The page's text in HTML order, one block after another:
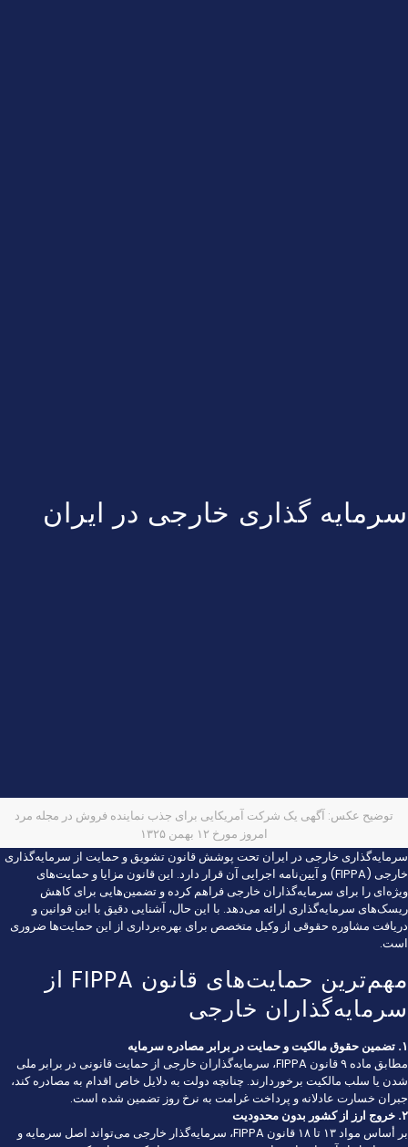
سرمایه‌ گذاری خارجی در ایران
توضیح عکس: آگهی یک شرکت آمریکایی برای جذب نماینده فروش در مجله مرد
امروز مورخ ۱۲ بهمن ۱۳۲۵
سرمایه‌گذاری خارجی در ایران تحت پوشش قانون تشویق و حمایت از سرمایه‌گذاری
خارجی (FIPPA) و آیین‌نامه اجرایی آن قرار دارد. این قانون مزایا و حمایت‌های
ویژه‌ای را برای سرمایه‌گذاران خارجی فراهم کرده و تضمین‌هایی برای کاهش
ریسک‌های سرمایه‌گذاری ارائه می‌دهد. با این حال، آشنایی دقیق با این قوانین و
دریافت مشاوره حقوقی از وکیل متخصص برای بهره‌برداری از این حمایت‌ها ضروری
است.
مهم‌ترین حمایت‌های قانون FIPPA از
سرمایه‌گذاران خارجی
۱. تضمین حقوق مالکیت و حمایت در برابر مصادره سرمایه
مطابق ماده ۹ قانون FIPPA، سرمایه‌گذاران خارجی از حمایت قانونی در برابر ملی
شدن یا سلب مالکیت برخوردارند. چنانچه دولت به دلایل خاص اقدام به مصادره کند،
جبران خسارت عادلانه و پرداخت غرامت به نرخ روز تضمین شده است.
۲. خروج ارز از کشور بدون محدودیت
بر أساس مواد ۱۳ تا ۱۸ قانون FIPPA، سرمایه‌گذار خارجی می‌تواند اصل سرمایه و